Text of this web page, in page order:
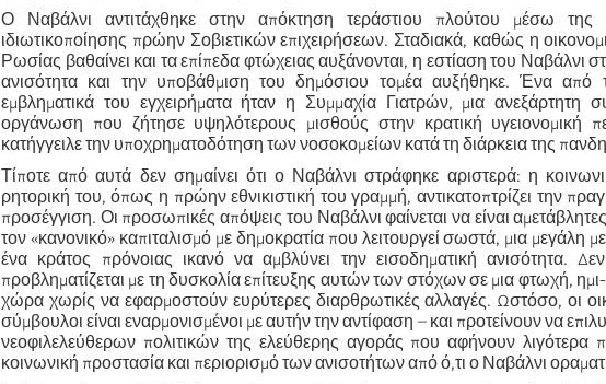
Ο Ναβάλνι αντιτάχθηκε στην απόκτηση τεράστιου πλούτου μέσω της
ιδιωτικοποίησης πρώην Σοβιετικών επιχειρήσεων. Σταδιακά, καθώς η
Ρωσίας βαθαίνει και τα επίπεδα φτώχειας αυξάνονται, η εστίαση του Ναβάλνι
ανισότητα και την υποβάθμιση του δημόσιου τομέα αυξήθηκε. Ένα από
εμβληματικά του εγχειρήματα ήταν η Συμμαχία Γιατρών, μια ανεξάρτητη
οργάνωση που ζήτησε υψηλότερους μισθούς στην κρατική υγειονομική
κατήγγειλε την υποχρηματοδότηση των νοσοκομείων κατά τη διάρκεια της
Τίποτε από αυτά δεν σημαίνει ότι ο Ναβάλνι στράφηκε αριστερά: η
ρητορική του, όπως η πρώην εθνικιστική του γραμμή, αντικατοπτρίζει την
προσέγγιση. Οι προσωπικές απόψεις του Ναβάλνι φαίνεται να είναι
τον «κανονικό» καπιταλισμό με δημοκρατία που λειτουργεί σωστά, μια μεγάλη
ένα κράτος πρόνοιας ικανό να αμβλύνει την εισοδηματική ανισότητα.
προβληματίζεται με τη δυσκολία επίτευξης αυτών των στόχων σε μια φτωχή,
χώρα χωρίς να εφαρμοστούν ευρύτερες διαρθρωτικές αλλαγές. Ωστόσο, οι
σύμβουλοι είναι εναρμονισμένοι με αυτήν την αντίφαση – και προτείνουν να
νεοφιλελεύθερων πολιτικών της ελεύθερης αγοράς που αφήνουν λιγότερα
κοινωνική προστασία και περιορισμό των ανισοτήτων από ό,τι ο Ναβάλνι